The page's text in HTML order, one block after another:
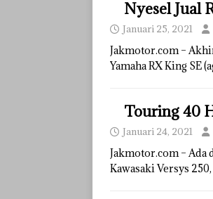
Nyesel Jual
Januari 25, 2021
Jakmotor.com –
Yamaha RX King SE
Touring 40
Januari 24, 2021
Jakmotor.com –
Kawasaki Versys